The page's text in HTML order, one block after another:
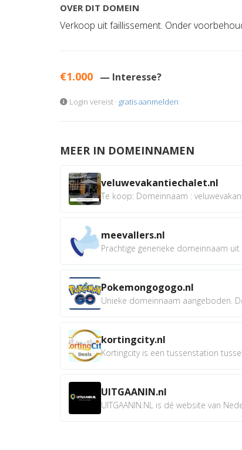
OVER DIT DOMEIN
Verkoop uit faillissement. Onder
€1.000 — Interesse?
Login vereist · gratis aanmelden
MEER IN DOMEINNAMEN
veluwevakantiechalet.nl
Te koop: Domeinnaam :
meevallers.nl
Prachtige generieke domeinnaam uit
Pokemongogogo.nl
Unieke domeinnaam aangeboden.
kortingcity.nl
Kortingcity is een tussenstation
UITGAANIN.nl
UITGAANIN.NL is dé website van